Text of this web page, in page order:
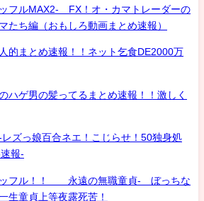
フルMAX2- FX！オ・カマトレーダーの
ち編（おもしろ動画まとめ速報）
的まとめ速報！！ネット乞食DE2000万
ハゲ男の髪ってるまとめ速報！！激しく
ズっ娘百合ネエ！こじらせ！50独身処
報-
ッフル！！ 永遠の無職童貞- ぼっちな
生童貞上等夜露死苦！